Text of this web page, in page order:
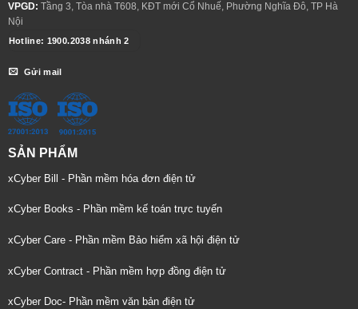
VPGD: Tầng 3, Tòa nhà T608, KĐT mới Cổ Nhuế, Phường Nghĩa Đô, TP Hà
Nội
Hotline: 1900.2038 nhánh 2
Gửi mail
SẢN PHẨM
xCyber Bill - Phần mềm hóa đơn điện tử
xCyber Books - Phần mềm kế toán trực tuyến
xCyber Care - Phần mềm Bảo hiểm xã hội điện tử
xCyber Contract - Phần mềm hợp đồng điện tử
xCyber Doc- Phần mềm văn bản điện tử